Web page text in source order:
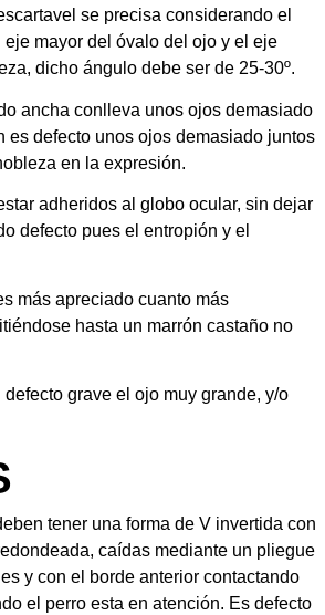
se precisa considerando el
mayor del óvalo del ojo y el eje
dicho ángulo debe ser de 25-30º.
ancha conlleva unos ojos demasiado
es defecto unos ojos demasiado juntos
en la expresión.
adheridos al globo ocular, sin dejar
defecto pues el entropión y el
más apreciado cuanto más
hasta un marrón castaño no
grave el ojo muy grande, y/o
tener una forma de V invertida con
caídas mediante un pliegue
y con el borde anterior contactando
el perro esta en atención. Es defecto